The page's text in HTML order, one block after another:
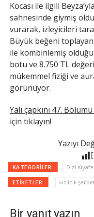
Kocası ile ilgili
sahnesinde giymiş
vurarak, izleyicileri
Büyük beğeni
ile kombinlemiş
botu ve 8.750 TL
mükemmel fiziği ve
görünüyor.
Yalı çapkını 47.
için tıklayın!
Yazıyı
KATEGORILER: Dizi
ETIKETLER: kızılcık
Bir yanıt yazın